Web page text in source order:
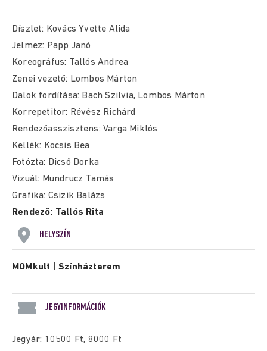
Díszlet: Kovács Yvette Alida
Jelmez: Papp Janó
Koreográfus: Tallós Andrea
Zenei vezető: Lombos Márton
Dalok fordítása: Bach Szilvia, Lombos Márton
Korrepetitor: Révész Richárd
Rendezőasszisztens: Varga Miklós
Kellék: Kocsis Bea
Fotózta: Dicső Dorka
Vizuál: Mundrucz Tamás
Grafika: Csizik Balázs
Rendező: Tallós Rita
HELYSZÍN
MOMkult |Színházterem
JEGYINFORMÁCIÓK
Jegyár: 10500 Ft, 8000 Ft